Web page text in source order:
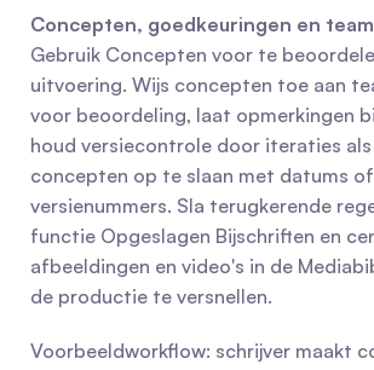
Concepten, goedkeuringen en
Gebruik Concepten voor te
uitvoering. Wijs concepten toe aan
voor beoordeling, laat opmerkingen
houd versiecontrole door iteraties als
concepten op te slaan met datums of
versienummers. Sla terugkerende
functie Opgeslagen Bijschriften en
afbeeldingen en video's in de
de productie te versnellen.
Voorbeeldworkflow: schrijver maakt